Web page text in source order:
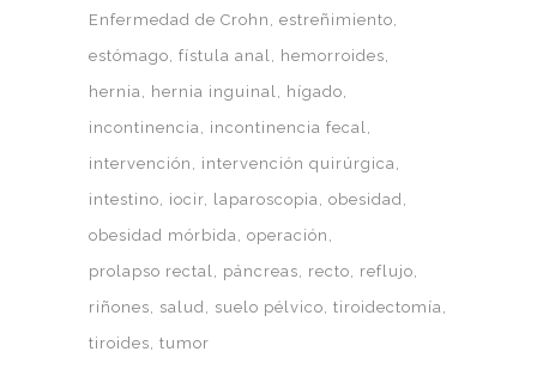
Enfermedad de Crohn
estreñimiento
estómago fístula anal
hemorroides
hernia
hernia inguinal
hígado
incontinencia
incontinencia fecal
intervención
intervención quirúrgica
intestino
iocir laparoscopia obesidad
obesidad mórbida operación
prolapso rectal
páncreas recto
reflujo
riñones
salud suelo pélvico tiroidectomía
tiroides tumor